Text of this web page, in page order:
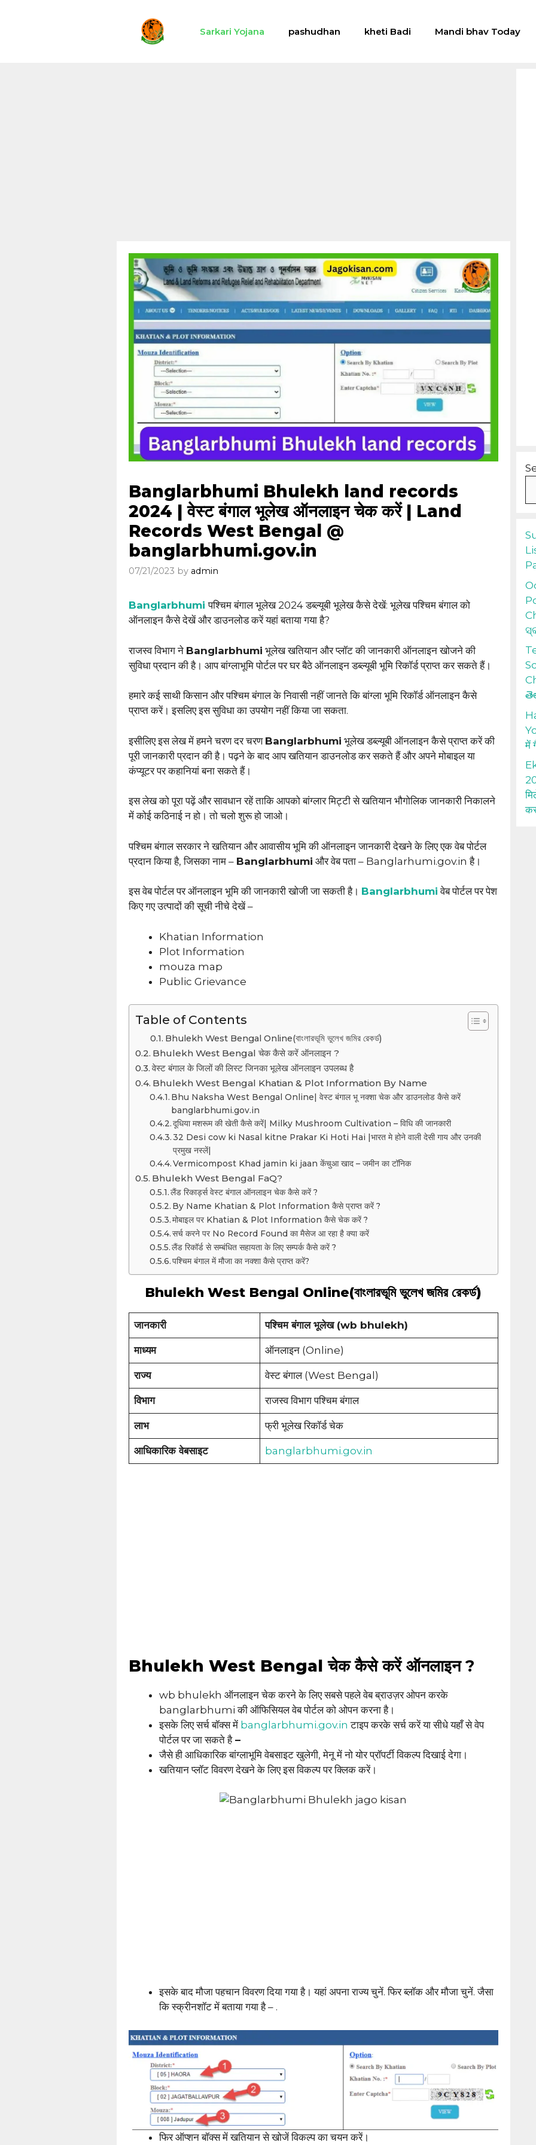
Sarkari Yojana pashudhan kheti Badi Mandi bhav Today
Banglarbhumi Bhulekh land records
2024 | वेस्ट बंगाल भूलेख ऑनलाइन चेक करें | Land
Records West Bengal @
banglarbhumi.gov.in
07/21/2023 by admin
Banglarbhumi पश्चिम बंगाल भूलेख 2024 डब्ल्यूबी भूलेख कैसे देखें: भूलेख पश्चिम बंगाल को
ऑनलाइन कैसे देखें और डाउनलोड करें यहां बताया गया है?
राजस्व विभाग ने Banglarbhumi भूलेख खतियान और प्लॉट की जानकारी ऑनलाइन खोजने की
सुविधा प्रदान की है। आप बांग्लाभूमि पोर्टल पर घर बैठे ऑनलाइन डब्ल्यूबी भूमि रिकॉर्ड प्राप्त कर सकते हैं।
हमारे कई साथी किसान और पश्चिम बंगाल के निवासी नहीं जानते कि बांग्ला भूमि रिकॉर्ड ऑनलाइन कैसे
प्राप्त करें। इसलिए इस सुविधा का उपयोग नहीं किया जा सकता.
इसीलिए इस लेख में हमने चरण दर चरण Banglarbhumi भूलेख डब्ल्यूबी ऑनलाइन कैसे प्राप्त करें की
पूरी जानकारी प्रदान की है। पढ़ने के बाद आप खतियान डाउनलोड कर सकते हैं और अपने मोबाइल या
कंप्यूटर पर कहानियां बना सकते हैं।
इस लेख को पूरा पढ़ें और सावधान रहें ताकि आपको बांग्लार मिट्टी से खतियान भौगोलिक जानकारी निकालने
में कोई कठिनाई न हो। तो चलो शुरू हो जाओ।
पश्चिम बंगाल सरकार ने खतियान और आवासीय भूमि की ऑनलाइन जानकारी देखने के लिए एक वेब पोर्टल
प्रदान किया है, जिसका नाम – Banglarbhumi और वेब पता – Banglarhumi.gov.in है।
इस वेब पोर्टल पर ऑनलाइन भूमि की जानकारी खोजी जा सकती है। Banglarbhumi वेब पोर्टल पर पेश
किए गए उत्पादों की सूची नीचे देखें –
Khatian Information
Plot Information
mouza map
Public Grievance
Table of Contents
Bhulekh West Bengal Online(বাংলারভূমি ভুলেখ জমির রেকর্ড)
Bhulekh West Bengal चेक कैसे करें ऑनलाइन ?
वेस्ट बंगाल के जिलों की लिस्ट जिनका भूलेख ऑनलाइन उपलब्ध है
Bhulekh West Bengal Khatian & Plot Information By Name
Bhu Naksha West Bengal Online| वेस्ट बंगाल भू नक्शा चेक और डाउनलोड कैसे करें
banglarbhumi.gov.in
दूधिया मशरूम की खेती कैसे करें| Milky Mushroom Cultivation – विधि की जानकारी
32 Desi cow ki Nasal kitne Prakar Ki Hoti Hai |भारत मे होने वाली देसी गाय और उनकी
प्रमुख नस्लें|
Vermicompost Khad jamin ki jaan केंचुआ खाद – जमीन का टॉनिक
Bhulekh West Bengal FaQ?
लैंड रिकार्ड्स वेस्ट बंगाल ऑनलाइन चेक कैसे करें ?
By Name Khatian & Plot Information कैसे प्राप्त करें ?
मोबाइल पर Khatian & Plot Information कैसे चेक करें ?
सर्च करने पर No Record Found का मैसेज आ रहा है क्या करें
लैंड रिकॉर्ड से सम्बंधित सहायता के लिए सम्पर्क कैसे करें ?
पश्चिम बंगाल में मौजा का नक्शा कैसे प्राप्त करें?
Bhulekh West Bengal Online(বাংলারভূমি ভুলেখ জমির রেকর্ড)
जानकारी पश्चिम बंगाल भूलेख (wb bhulekh)
माध्यम ऑनलाइन (Online)
राज्य वेस्ट बंगाल (West Bengal)
विभाग राजस्व विभाग पश्चिम बंगाल
लाभ फ्री भूलेख रिकॉर्ड चेक
आधिकारिक वेबसाइट banglarbhumi.gov.in
Bhulekh West Bengal चेक कैसे करें ऑनलाइन?
wb bhulekh ऑनलाइन चेक करने के लिए सबसे पहले वेब ब्राउज़र ओपन करके
banglarbhumi की ऑफिसियल वेब पोर्टल को ओपन करना है।
इसके लिए सर्च बॉक्स में banglarbhumi.gov.in टाइप करके सर्च करें या सीधे यहाँ से वेप
पोर्टल पर जा सकते है–
जैसे ही आधिकारिक बांग्लाभूमि वेबसाइट खुलेगी, मेनू में नो योर प्रॉपर्टी विकल्प दिखाई देगा।
खतियान प्लॉट विवरण देखने के लिए इस विकल्प पर क्लिक करें।
इसके बाद मौजा पहचान विवरण दिया गया है। यहां अपना राज्य चुनें. फिर ब्लॉक और मौजा चुनें. जैसा
कि स्क्रीनशॉट में बताया गया है – .
फिर ऑप्शन बॉक्स में खतियान से खोजें विकल्प का चयन करें।
में